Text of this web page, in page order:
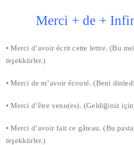
Merci + de +
• Merci d’avoir écrit cette lettre. (Bu
teşekkürler.)
• Merci de m’avoir écouté. (Beni
• Merci d’être venu(es). (Geldiğiniz
• Merci d’avoir fait ce gâteau. (Bu
teşekkürler.)